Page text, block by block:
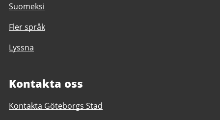
Suomeksi
Fler språk
Lyssna
Kontakta oss
Kontakta Göteborgs Stad